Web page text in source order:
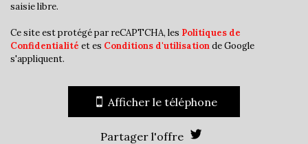
Familles avec 3 enfants
saisie libre.
Ce site est protégé par reCAPTCHA, les Politiques de
Confidentialité et es Conditions d'utilisationde Google
s'appliquent.
Afficher le téléphone
Partager l'offre